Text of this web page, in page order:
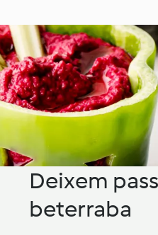
Deixem
beterraba